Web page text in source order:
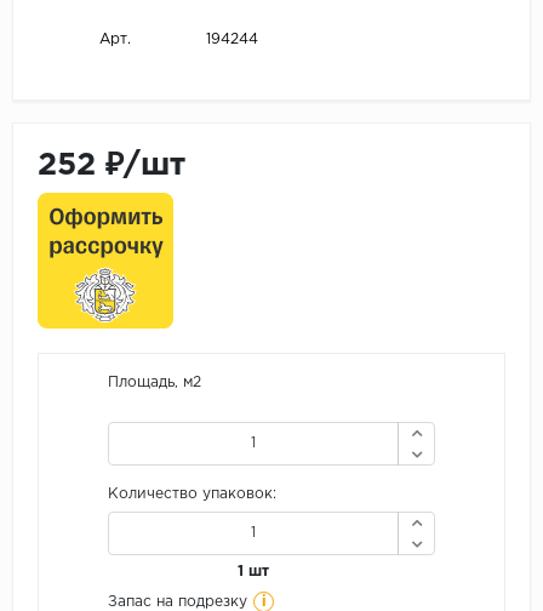
Арт. 194244
252 ₽/шт
Площадь, м2
Количество упаковок:
1 шт
Запас на подрезку i